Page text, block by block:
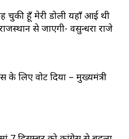
चुकी हूँ मेरी डोली यहाँ आई थी
से जाएगी- वसुन्धरा राजे
के लिए वोट दिया – मुख्यमंत्री